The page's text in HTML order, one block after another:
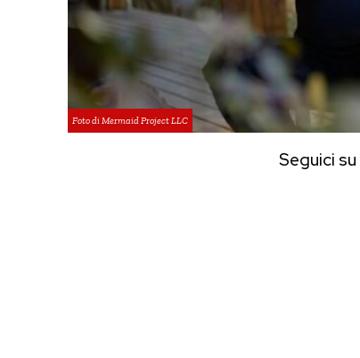
Foto di Mermaid Project LLC
Seguici su